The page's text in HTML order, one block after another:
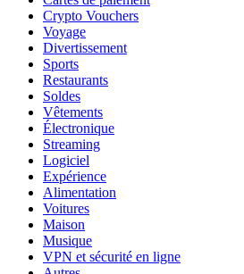
Crypto Vouchers
Voyage
Divertissement
Sports
Restaurants
Soldes
Vêtements
Électronique
Streaming
Logiciel
Expérience
Alimentation
Voitures
Maison
Musique
VPN et sécurité en ligne